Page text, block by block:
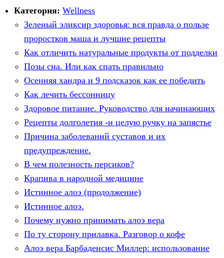
Категория: Wellness
Зеленый эликсир здоровья: вся правда о пользе
проростков маша и лучшие рецепты
Как отличить натуральные продукты от подделки
Позы сна. Или как спать правильно
Осенняя хандра и 9 подсказок как ее победить
Как лечить бессонницу
Здоровое питание. Руководство для начинающих
Рецепты долголетия -и целую ручку на запястье
Причина заболеваний суставов и их
предупреждение.
В чем полезность персиков?
Крапива в народной медицине
Истинное алоэ (продолжение)
Истинное алоэ.
Почему нужно принимать алоэ вера
По ту сторону прилавка. Разговор о кофе
Алоэ вера Барбаденсис Миллер: использование